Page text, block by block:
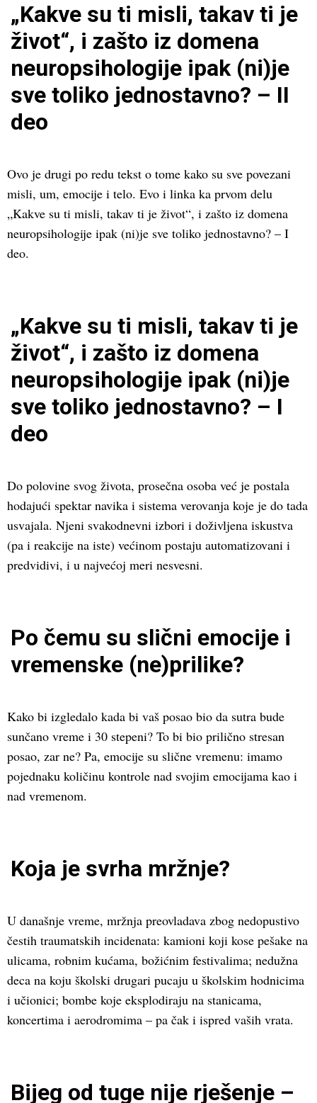
„Kakve su ti misli, takav ti je
život“, i zašto iz domena
neuropsihologije ipak (ni)je
sve toliko jednostavno? – II
deo
Ovo je drugi po redu tekst o tome kako su sve povezani
misli, um, emocije i telo. Evo i linka ka prvom delu
„Kakve su ti misli, takav ti je život“, i zašto iz domena
neuropsihologije ipak (ni)je sve toliko jednostavno? – I
deo.
„Kakve su ti misli, takav ti je
život“, i zašto iz domena
neuropsihologije ipak (ni)je
sve toliko jednostavno? – I
deo
Do polovine svog života, prosečna osoba već je postala
hodajući spektar navika i sistema verovanja koje je do tada
usvajala. Njeni svakodnevni izbori i doživljena iskustva
(pa i reakcije na iste) većinom postaju automatizovani i
predvidivi, i u najvećoj meri nesvesni.
Po čemu su slični emocije i
vremenske (ne)prilike?
Kako bi izgledalo kada bi vaš posao bio da sutra bude
sunčano vreme i 30 stepeni? To bi bio prilično stresan
posao, zar ne? Pa, emocije su slične vremenu: imamo
pojednaku količinu kontrole nad svojim emocijama kao i
nad vremenom.
Koja je svrha mržnje?
U današnje vreme, mržnja preovladava zbog nedopustivo
čestih traumatskih incidenata: kamioni koji kose pešake na
ulicama, robnim kućama, božićnim festivalima; nedužna
deca na koju školski drugari pucaju u školskim hodnicima
i učionici; bombe koje eksplodiraju na stanicama,
koncertima i aerodromima – pa čak i ispred vaših vrata.
Bijeg od tuge nije rješenje –